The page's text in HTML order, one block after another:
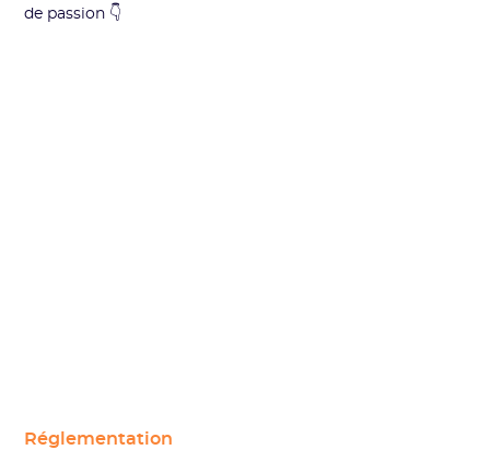
de passion 👇
Réglementation